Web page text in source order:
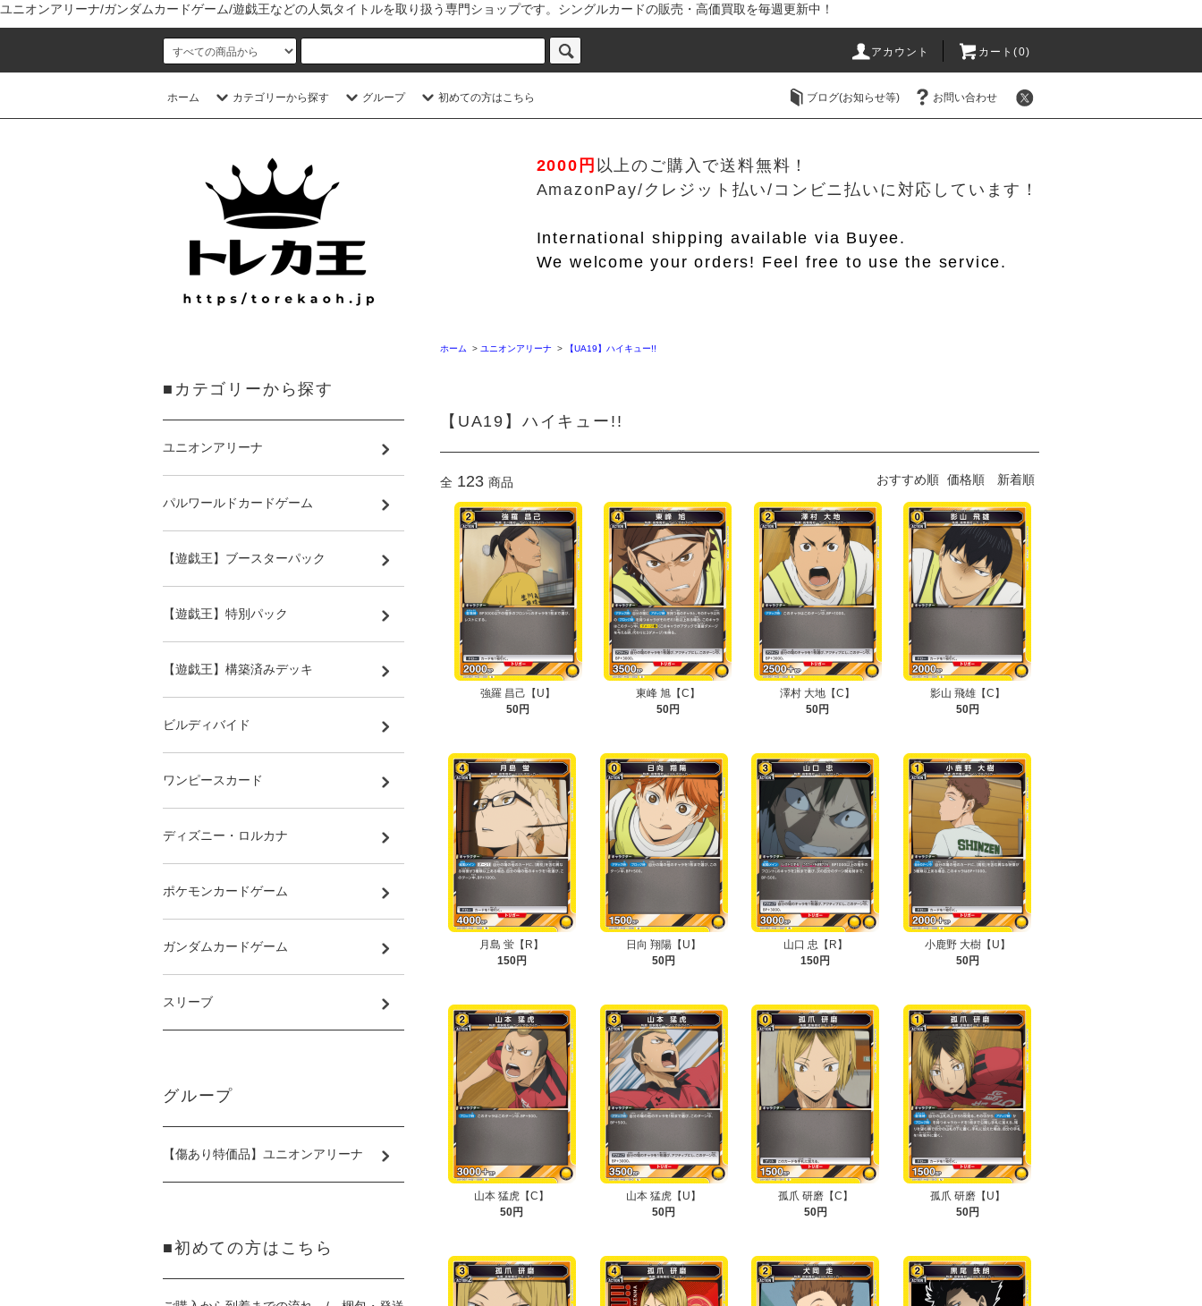
ユニオンアリーナ/ガンダムカードゲーム/遊戯王などの人気タイトルを取り扱う専門ショップです。シングルカードの販売・高価買取を毎週更新中！
アカウント カート(0)
ホーム カテゴリーから探す グループ 初めての方はこちら ブログ(お知らせ等) お問い合わせ
2000円 以上のご購入で送料無料！
AmazonPay/クレジット払い/コンビニ払いに対応しています！
International shipping available via Buyee.
We welcome your orders! Feel free to use the service.
ホーム > ユニオンアリーナ > 【UA19】ハイキュー!!
【UA19】ハイキュー!!
全 123 商品 おすすめ順 価格順 新着順
強羅 昌己【U】
50円
東峰 旭【C】
50円
澤村 大地【C】
50円
影山 飛雄【C】
50円
月島 蛍【R】
150円
日向 翔陽【U】
50円
山口 忠【R】
150円
小鹿野 大樹【U】
50円
山本 猛虎【C】
50円
山本 猛虎【U】
50円
孤爪 研磨【C】
50円
孤爪 研磨【U】
50円
■カテゴリーから探す
ユニオンアリーナ
パルワールドカードゲーム
【遊戯王】ブースターパック
【遊戯王】特別パック
【遊戯王】構築済みデッキ
ビルディバイド
ワンピースカード
ディズニー・ロルカナ
ポケモンカードゲーム
ガンダムカードゲーム
スリーブ
グループ
【傷あり特価品】ユニオンアリーナ
■初めての方はこちら